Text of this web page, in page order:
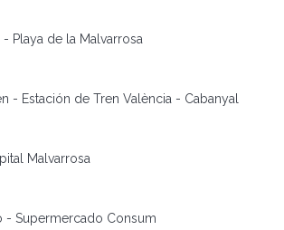
- Playa de la Malvarrosa
- Estación de Tren València - Cabanyal
Malvarrosa
- Supermercado Consum